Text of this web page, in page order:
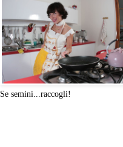
Se semini...raccogli!